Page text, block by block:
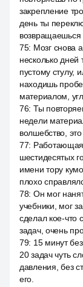
закрепление
день ты
возвращаешься
75: Мозг снова
несколько
пустому стулу,
находишь
материалом,
76: Ты
недели
волшебство,
77: Работающая
шестидесятых
имени тору
плохо
78: Он мог
учебники, мог
сделал кое-что
задач, очень
79: 15 минут
20 задач чуть
давления, без
его.